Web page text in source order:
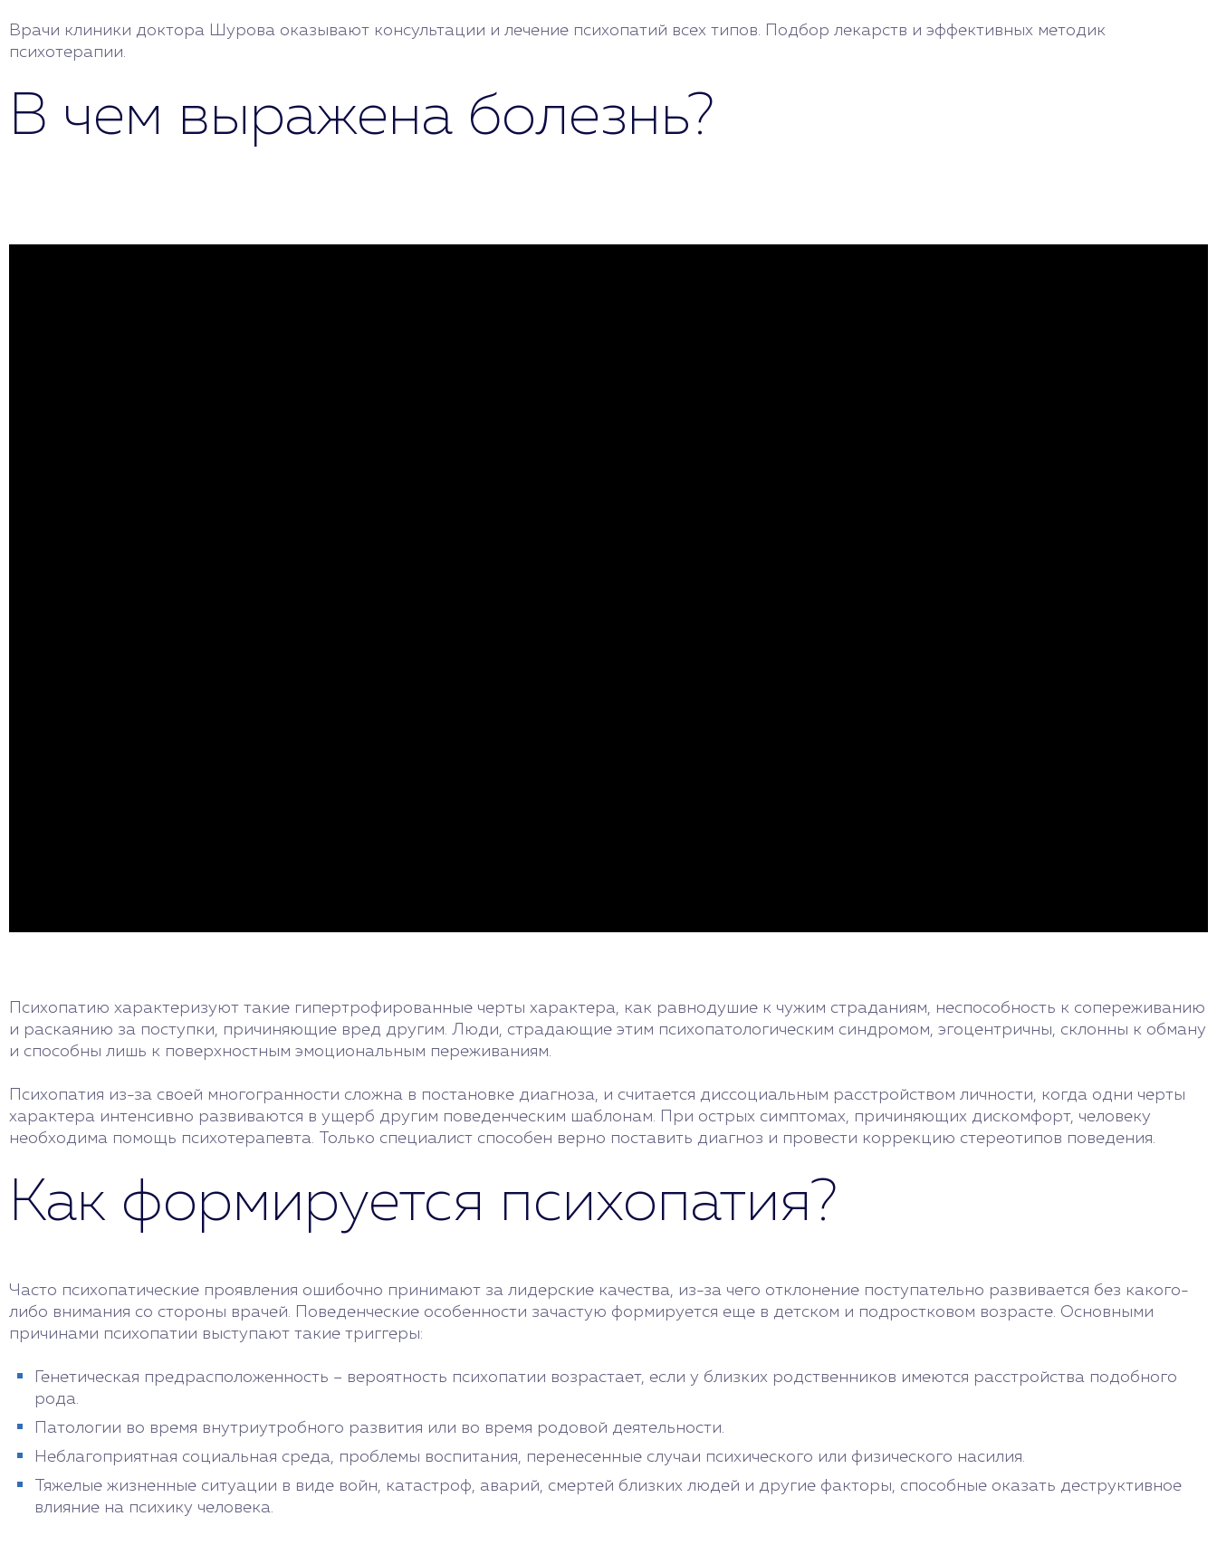
Врачи клиники доктора Шурова оказывают консультации и лечение психопатий всех типов. Подбор лекарств и эффективных методик
психотерапии.
В чем выражена болезнь?
Психопатию характеризуют такие гипертрофированные черты характера, как равнодушие к чужим страданиям, неспособность к сопереживанию
и раскаянию за поступки, причиняющие вред другим. Люди, страдающие этим психопатологическим синдромом, эгоцентричны, склонны к обману
и способны лишь к поверхностным эмоциональным переживаниям.
Психопатия из-за своей многогранности сложна в постановке диагноза, и считается диссоциальным расстройством личности, когда одни черты
характера интенсивно развиваются в ущерб другим поведенческим шаблонам. При острых симптомах, причиняющих дискомфорт, человеку
необходима помощь психотерапевта. Только специалист способен верно поставить диагноз и провести коррекцию стереотипов поведения.
Как формируется психопатия?
Часто психопатические проявления ошибочно принимают за лидерские качества, из-за чего отклонение поступательно развивается без какого-
либо внимания со стороны врачей. Поведенческие особенности зачастую формируется еще в детском и подростковом возрасте. Основными
причинами психопатии выступают такие триггеры:
Генетическая предрасположенность – вероятность психопатии возрастает, если у близких родственников имеются расстройства подобного
рода.
Патологии во время внутриутробного развития или во время родовой деятельности.
Неблагоприятная социальная среда, проблемы воспитания, перенесенные случаи психического или физического насилия.
Тяжелые жизненные ситуации в виде войн, катастроф, аварий, смертей близких людей и другие факторы, способные оказать деструктивное
влияние на психику человека.